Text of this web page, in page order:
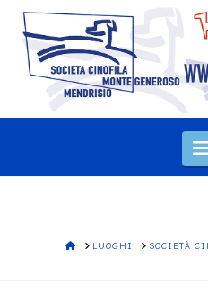
HOMELUOGHI SOCIETÀ